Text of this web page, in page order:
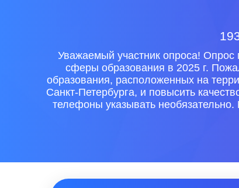
Уважаемый участник опроса! Опрос
сферы образования в 2025 г.
образования, расположенных на
Санкт-Петербурга, и повысить
телефоны указывать